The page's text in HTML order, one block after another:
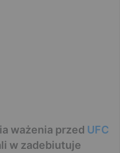
ważenia przed UFC
w zadebiutuje